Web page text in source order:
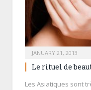
JANUARY 21, 2013
Le rituel de
Les Asiatiques sont